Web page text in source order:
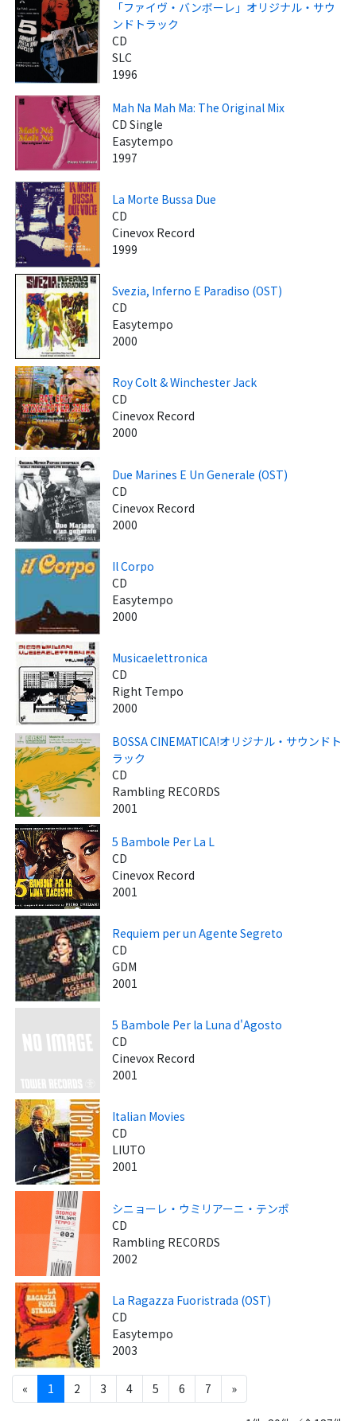
「ファイヴ・バンボーレ」オリジナル・サウ
ンドトラック
CD
SLC
1996
Mah Na Mah Ma: The Original Mix
CD Single
Easytempo
1997
La Morte Bussa Due
CD
Cinevox Record
1999
Svezia, Inferno E Paradiso (OST)
CD
Easytempo
2000
Roy Colt & Winchester Jack
CD
Cinevox Record
2000
Due Marines E Un Generale (OST)
CD
Cinevox Record
2000
Il Corpo
CD
Easytempo
2000
Musicaelettronica
CD
Right Tempo
2000
BOSSA CINEMATICA!オリジナル・サウンドト
ラック
CD
Rambling RECORDS
2001
5 Bambole Per La L
CD
Cinevox Record
2001
Requiem per un Agente Segreto
CD
GDM
2001
5 Bambole Per la Luna d'Agosto
CD
Cinevox Record
2001
Italian Movies
CD
LIUTO
2001
シニョーレ・ウミリアーニ・テンポ
CD
Rambling RECORDS
2002
La Ragazza Fuoristrada (OST)
CD
Easytempo
2003
« 1 2 3 4 5 6 7 »